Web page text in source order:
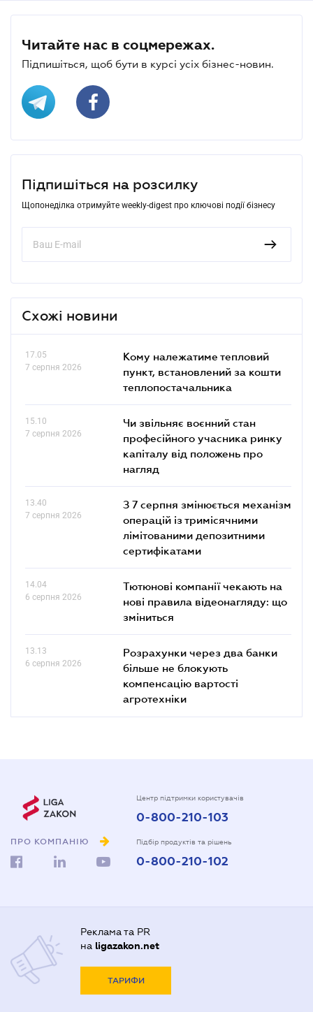
Читайте нас в соцмережах.
Підпишіться, щоб бути в курсі усіх бізнес-новин.
Підпишіться на розсилку
Щопонеділка отримуйте weekly-digest про ключові події бізнесу
Схожі новини
17.05
7 серпня 2026
Кому належатиме тепловий
пункт, встановлений за кошти
теплопостачальника
15.10
7 серпня 2026
Чи звільняє воєнний стан
професійного учасника ринку
капіталу від положень про
нагляд
13.40
7 серпня 2026
З 7 серпня змінюється механізм
операцій із тримісячними
лімітованими депозитними
сертифікатами
14.04
6 серпня 2026
Тютюнові компанії чекають на
нові правила відеонагляду: що
зміниться
13.13
6 серпня 2026
Розрахунки через два банки
більше не блокують
компенсацію вартості
агротехніки
ПРО КОМПАНІЮ
Центр підтримки користувачів
0-800-210-103
Підбір продуктів та рішень
0-800-210-102
Реклама та PR
на ligazakon.net
ТАРИФИ